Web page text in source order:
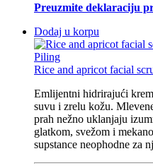
Preuzmite deklaraciju
Dodaj u korpu
Piling
Rice and apricot facial
Emlijentni hidrirajući
suvu i zrelu kožu.
prah nežno uklanjaju
glatkom, svežom i
supstance neophodne za